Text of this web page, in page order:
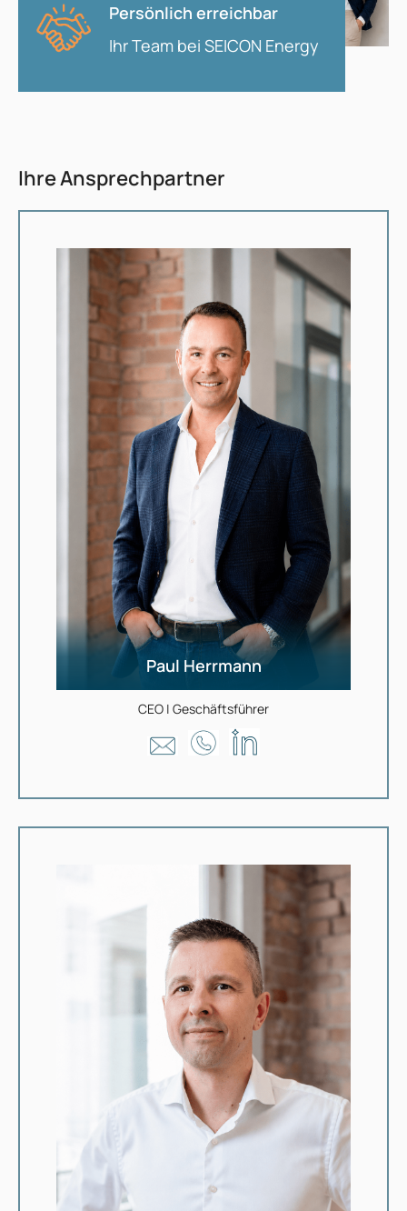
Persönlich erreichbar
Ihr Team bei SEICON Energy
Ihre Ansprechpartner
Paul Herrmann
CEO | Geschäftsführer